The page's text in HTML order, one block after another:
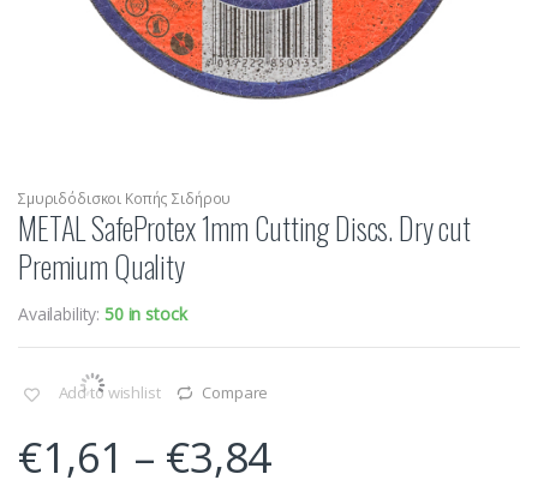
Σμυριδόδισκοι Κοπής Σιδήρου
METAL SafeProtex 1mm Cutting Discs. Dry cut
Premium Quality
Availability:50 in stock
Add to wishlist Compare
€1,61 – €3,84